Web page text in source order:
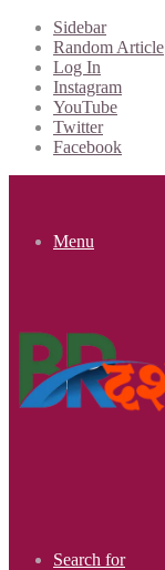
Sidebar
Random Article
Log In
Instagram
YouTube
Twitter
Facebook
Menu
Search for